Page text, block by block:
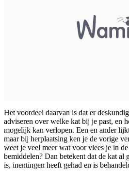
Het voordeel daarvan is dat er
adviseren over welke kat bij je past, en
mogelijk kan verlopen. Een en ander
maar bij herplaatsing ken je de vorige
weet je veel meer wat voor vlees je in
bemiddelen? Dan betekent dat de kat al
is, inentingen heeft gehad en is